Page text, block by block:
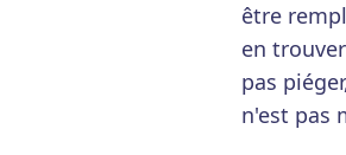
être
en
pas
n'est pas